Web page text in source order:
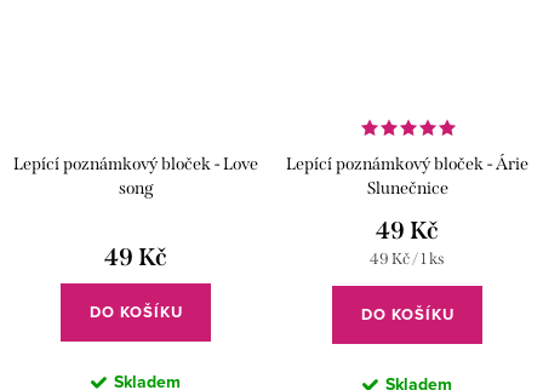
Lepící poznámkový bloček - Love
song
49 Kč
DO KOŠÍKU
Skladem
Lepící poznámkový bloček - Árie
Slunečnice
49 Kč
Měrná
cena:
49 Kč / 1 ks
DO KOŠÍKU
Skladem